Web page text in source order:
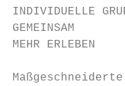
INDIVIDUELLE
GEMEINSAM
MEHR ERLEBEN